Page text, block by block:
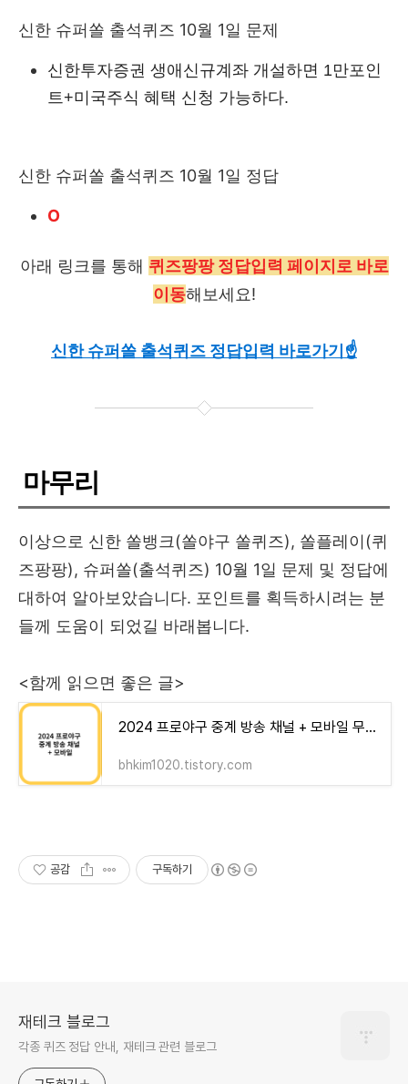
신한 슈퍼쏠 출석퀴즈 10월 1일 문제
신한투자증권 생애신규계좌 개설하면 1만포인
트+미국주식 혜택 신청 가능하다.
신한 슈퍼쏠 출석퀴즈 10월 1일 정답
O
아래 링크를 통해 퀴즈팡팡 정답입력 페이지로 바로
이동해보세요!
신한 슈퍼쏠 출석퀴즈 정답입력 바로가기☝
마무리
이상으로 신한 쏠뱅크(쏠야구 쏠퀴즈), 쏠플레이(퀴
즈팡팡), 슈퍼쏠(출석퀴즈) 10월 1일 문제 및 정답에
대하여 알아보았습니다. 포인트를 획득하시려는 분
들께 도움이 되었길 바래봅니다.
<함께 읽으면 좋은 글>
2024 프로야구 중계 방송 채널 + 모바일 무료 중계 보기 (티빙)
bhkim1020.tistory.com
공감 구독하기
재테크 블로그
각종 퀴즈 정답 안내, 재테크 관련 블로그